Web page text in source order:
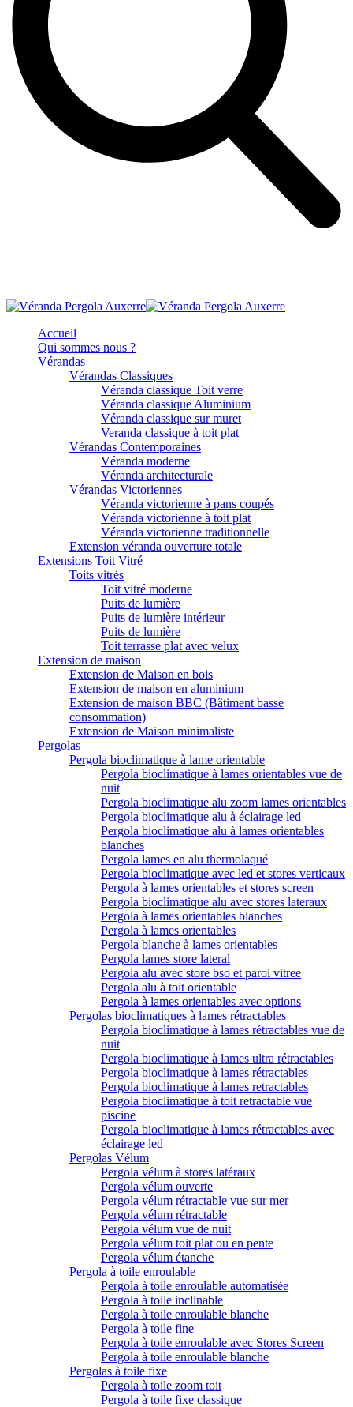
Accueil
Qui sommes nous ?
Vérandas
Vérandas Classiques
Véranda classique Toit verre
Véranda classique Aluminium
Véranda classique sur muret
Veranda classique à toit plat
Vérandas Contemporaines
Véranda moderne
Véranda architecturale
Vérandas Victoriennes
Véranda victorienne à pans coupés
Véranda victorienne à toit plat
Véranda victorienne traditionnelle
Extension véranda ouverture totale
Extensions Toit Vitré
Toits vitrés
Toit vitré moderne
Puits de lumière
Puits de lumière intérieur
Puits de lumière
Toit terrasse plat avec velux
Extension de maison
Extension de Maison en bois
Extension de maison en aluminium
Extension de maison BBC (Bâtiment basse
consommation)
Extension de Maison minimaliste
Pergolas
Pergola bioclimatique à lame orientable
Pergola bioclimatique à lames orientables vue de
nuit
Pergola bioclimatique alu zoom lames orientables
Pergola bioclimatique alu à éclairage led
Pergola bioclimatique alu à lames orientables
blanches
Pergola lames en alu thermolaqué
Pergola bioclimatique avec led et stores verticaux
Pergola à lames orientables et stores screen
Pergola bioclimatique alu avec stores lateraux
Pergola à lames orientables blanches
Pergola à lames orientables
Pergola blanche à lames orientables
Pergola lames store lateral
Pergola alu avec store bso et paroi vitree
Pergola alu à toit orientable
Pergola à lames orientables avec options
Pergolas bioclimatiques à lames rétractables
Pergola bioclimatique à lames rétractables vue de
nuit
Pergola bioclimatique à lames ultra rétractables
Pergola bioclimatique à lames rétractables
Pergola bioclimatique à lames retractables
Pergola bioclimatique à toit retractable vue
piscine
Pergola bioclimatique à lames rétractables avec
éclairage led
Pergolas Vélum
Pergola vélum à stores latéraux
Pergola vélum ouverte
Pergola vélum rétractable vue sur mer
Pergola vélum rétractable
Pergola vélum vue de nuit
Pergola vélum toit plat ou en pente
Pergola vélum étanche
Pergola à toile enroulable
Pergola à toile enroulable automatisée
Pergola à toile inclinable
Pergola à toile enroulable blanche
Pergola à toile fine
Pergola à toile enroulable avec Stores Screen
Pergola à toile enroulable blanche
Pergolas à toile fixe
Pergola à toile zoom toit
Pergola à toile fixe classique